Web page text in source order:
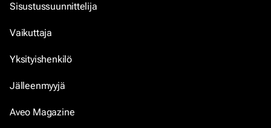
Sisustussuunnittelija
Vaikuttaja
Yksityishenkilö
Jälleenmyyjä
Aveo Magazine